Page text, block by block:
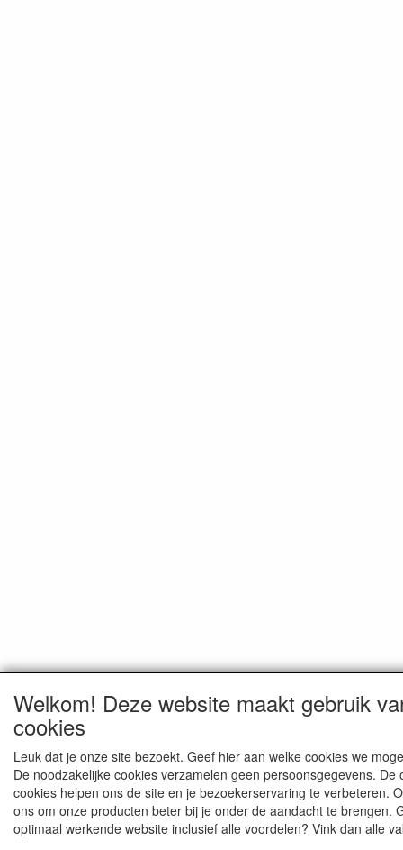
Welkom! Deze website maakt gebruik
cookies
Leuk dat je onze site bezoekt. Geef hier aan welke cookies we
De noodzakelijke cookies verzamelen geen persoonsgegevens. De
cookies helpen ons de site en je bezoekerservaring te verbeteren.
ons om onze producten beter bij je onder de aandacht te brengen.
optimaal werkende website inclusief alle voordelen? Vink dan alle